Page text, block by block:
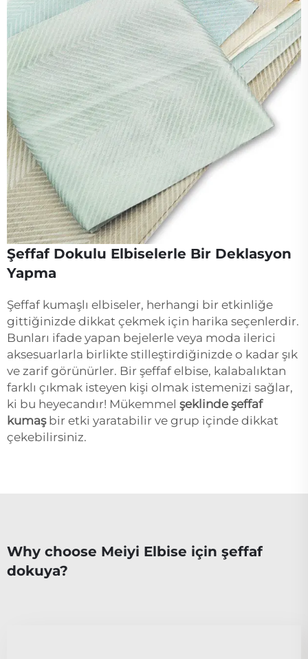
Şeffaf Dokulu Elbiselerle Bir Deklasyon
Yapma
Şeffaf kumaşlı elbiseler, herhangi bir etkinliğe
gittiğinizde dikkat çekmek için harika seçenlerdir.
Bunları ifade yapan bejelerle veya moda ilerici
aksesuarlarla birlikte stilleştirdiğinizde o kadar şık
ve zarif görünürler. Bir şeffaf elbise, kalabalıktan
farklı çıkmak isteyen kişi olmak istemenizi sağlar,
ki bu heyecandır! Mükemmel şeklinde şeffaf
kumaş bir etki yaratabilir ve grup içinde dikkat
çekebilirsiniz.
Why choose Meiyi Elbise için şeffaf
dokuya?